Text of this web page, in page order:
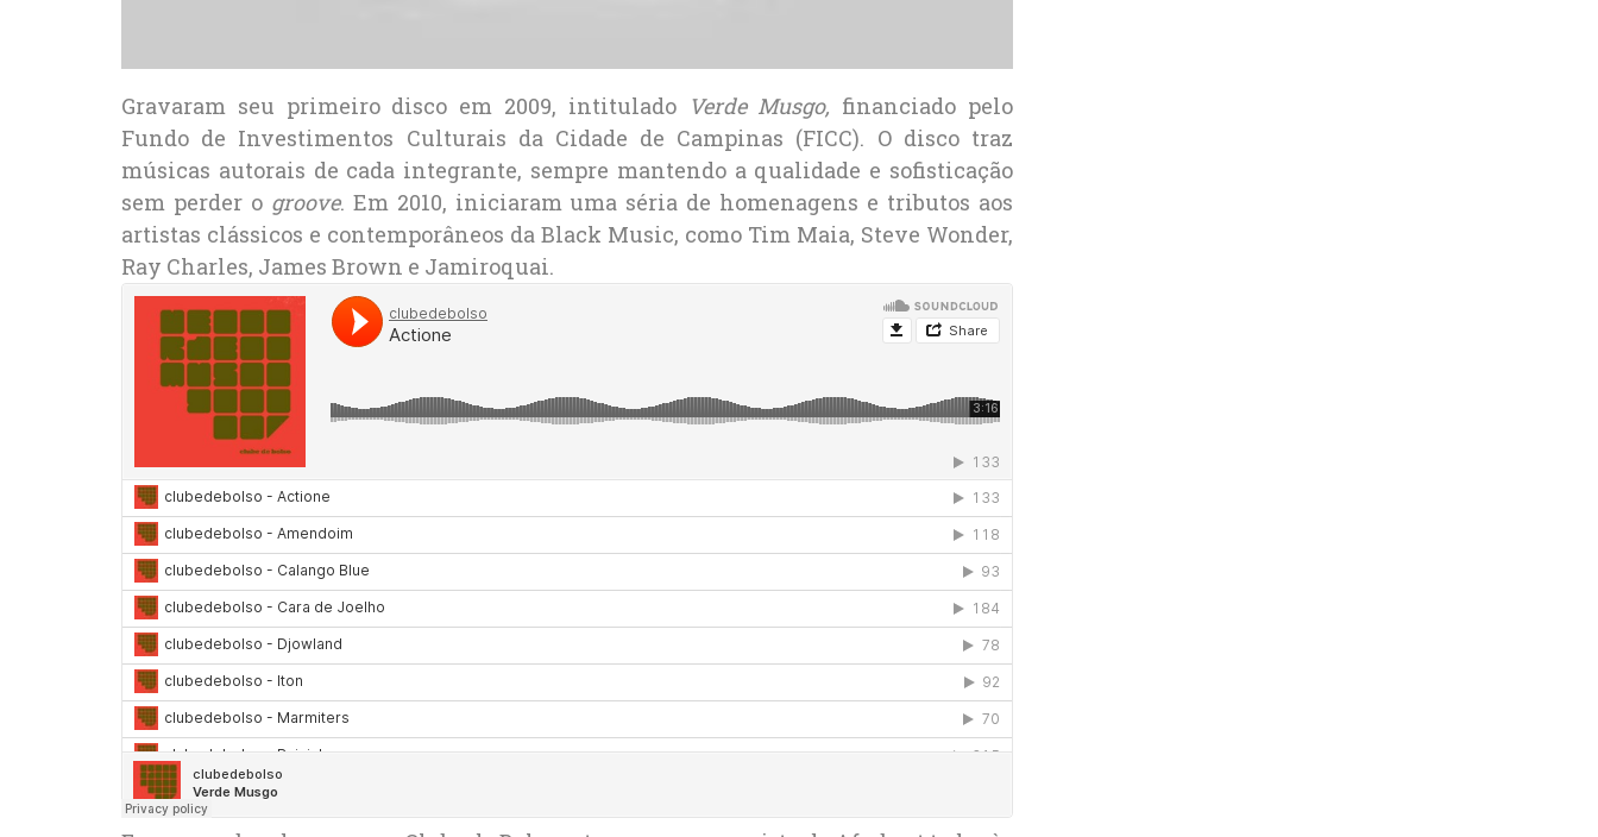
Gravaram seu primeiro disco em 2009, intitulado Verde Musgo, financiado pelo
Fundo de Investimentos Culturais da Cidade de Campinas (FICC). O disco traz
músicas autorais de cada integrante, sempre mantendo a qualidade e sofisticação
sem perder o groove. Em 2010, iniciaram uma séria de homenagens e tributos aos
artistas clássicos e contemporâneos da Black Music, como Tim Maia, Steve Wonder,
Ray Charles, James Brown e Jamiroquai.